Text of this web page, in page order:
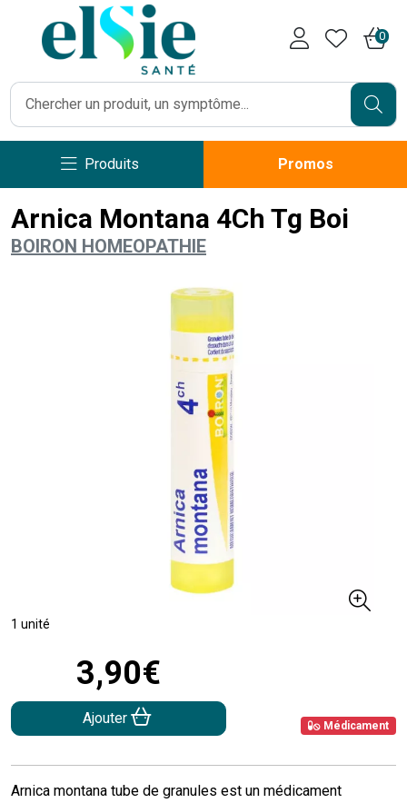
0
Produits Promos
Arnica Montana 4Ch Tg Boi
BOIRON HOMEOPATHIE
1 unité
3,90€
Ajouter Médicament
Arnica montana tube de granules est un médicament